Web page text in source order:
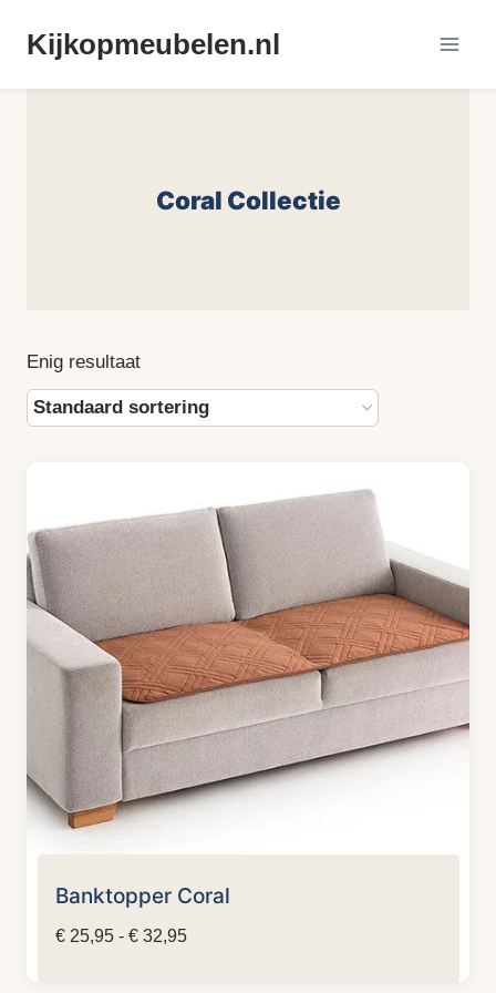
naarKijkopmeubelen.nl
Coral Collectie
Enig resultaat
Banktopper Coral
€25,95 - €32,95Prijsklasse: